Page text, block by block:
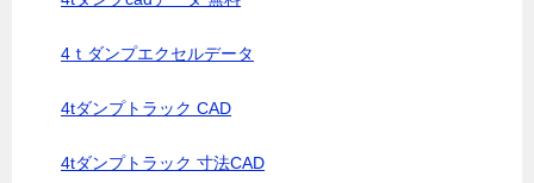
4ｔダンプエクセルデータ
4tダンプトラック CAD
4tダンプトラック 寸法CAD